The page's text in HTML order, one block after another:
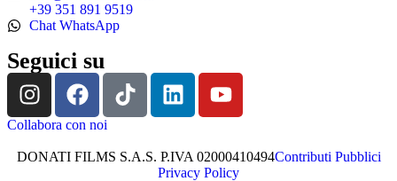
+39 351 891 9519
Chat WhatsApp
Seguici su
Collabora con noi
DONATI FILMS S.A.S. P.IVA 02000410494Contributi Pubblici
Privacy Policy